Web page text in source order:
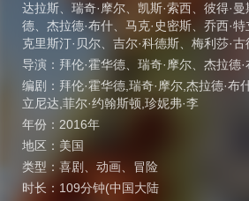
达拉斯
瑞奇·摩尔 凯斯·索西 彼得·
德
杰拉德·布什 马克·史密斯 乔西·特
克里斯汀·贝尔
吉尔·科德斯
梅利莎·古
导演： 拜伦·霍华德 瑞奇·摩尔
杰拉德·
编剧： 拜伦·霍华德,瑞奇·摩尔,杰拉德·布
立尼达,菲尔·约翰斯顿,珍妮弗·李
年份： 2016年
地区： 美国
类型： 喜剧 动画
冒险
时长： 109分钟(中国大陆